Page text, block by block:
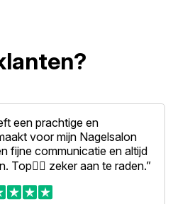
een prachtige en
voor mijn Nagelsalon
fijne communicatie en altijd
Top👍🏻 zeker aan te raden.”